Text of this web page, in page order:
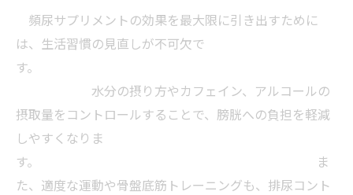
頻尿サプリメントの効果を最大限に引き出すために
は、生活習慣の見直しが不可欠で
す。
水分の摂り方やカフェイン、アルコールの
摂取量をコントロールすることで、膀胱への負担を軽減
しやすくなりま
す。 ま
た、適度な運動や骨盤底筋トレーニングも、排尿コント